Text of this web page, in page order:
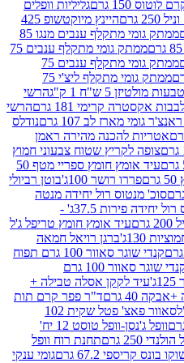
גליליות וופלים
היינץ מיוקטשופ 425
ממתק גומי מתקלף ענבים מנגו 85
ממתק גומי מתקלף ענבים 75
ממתק גומי מתקלף ענבים 75
ממתק גומי מתקלף ליצ'י 75
ק"ג
הרשי
181 גרם
הרשי
לב 107 גרם
נודלס
מהירה ראמן
שטוח צבעוני חמוץ
עיד אומץ חומץ ספריי מטף 50
100ג'
בוטן רביולי
רול יחידה מנטה
סוכ' מנטוס רול יחידה פירות 37.5ג' -
אומץ חומץ טריפל ג'ל
ברגן רויאל חמאה
קנדי שוגר סאוור 100 גרם תפוח
קנדי שוגר סאוור 100 גרם
אסלה טבילה +
ד"ר פפר קרם תות
סאוור פאצ' פטל שקית 102
וופל ג'נסן-וופל טוסט 12 יח'
תחנת רוח וופל
גרם
גומי ענקי